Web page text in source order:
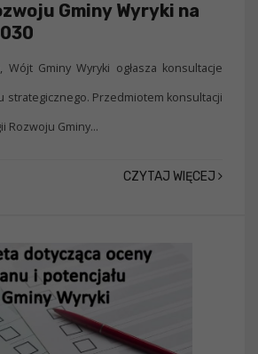
Gminy Wyryki na
Wójt Gminy Wyryki ogłasza konsultacje
strategicznego. Przedmiotem konsultacji
Rozwoju Gminy...
CZYTAJ WIĘCEJ